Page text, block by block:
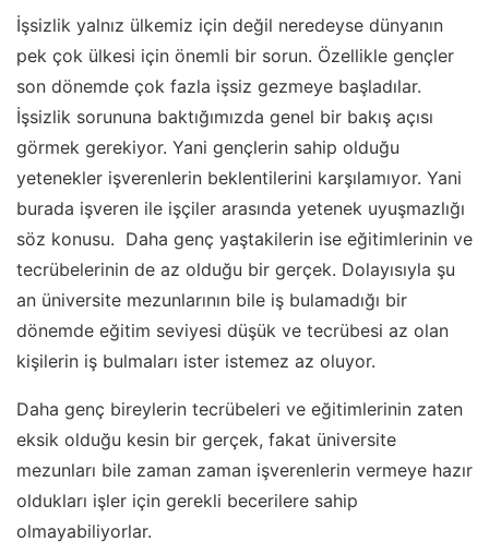
İşsizlik yalnız ülkemiz için değil neredeyse dünyanın
pek çok ülkesi için önemli bir sorun. Özellikle gençler
son dönemde çok fazla işsiz gezmeye başladılar.
İşsizlik sorununa baktığımızda genel bir bakış açısı
görmek gerekiyor. Yani gençlerin sahip olduğu
yetenekler işverenlerin beklentilerini karşılamıyor. Yani
burada işveren ile işçiler arasında yetenek uyuşmazlığı
söz konusu. Daha genç yaştakilerin ise eğitimlerinin ve
tecrübelerinin de az olduğu bir gerçek. Dolayısıyla şu
an üniversite mezunlarının bile iş bulamadığı bir
dönemde eğitim seviyesi düşük ve tecrübesi az olan
kişilerin iş bulmaları ister istemez az oluyor.
Daha genç bireylerin tecrübeleri ve eğitimlerinin zaten
eksik olduğu kesin bir gerçek, fakat üniversite
mezunları bile zaman zaman işverenlerin vermeye hazır
oldukları işler için gerekli becerilere sahip
olmayabiliyorlar.